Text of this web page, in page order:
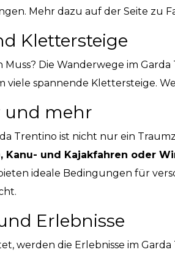
Mehr dazu auf der Seite zu
Klettersteige
Muss? Die Wanderwege im
viele spannende Klettersteige.
und mehr
Trentino ist nicht nur ein
Kanu- und Kajakfahren oder
ideale Bedingungen für
Erlebnisse
werden die Erlebnisse im